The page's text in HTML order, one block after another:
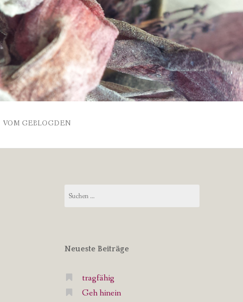
VOM GEBLOGDEN
nach:
Neueste Beiträge
tragfähig
Geh hinein